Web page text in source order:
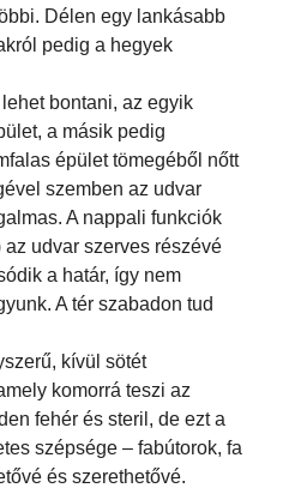
Délen egy lankásabb
pedig a hegyek
bontani, az egyik
a másik pedig
épület tömegéből nőtt
szemben az udvar
A nappali funkciók
udvar szerves részévé
a határ, így nem
A tér szabadon tud
kívül sötét
komorrá teszi az
fehér és steril, de ezt a
szépsége – fabútorok, fa
és szerethetővé.